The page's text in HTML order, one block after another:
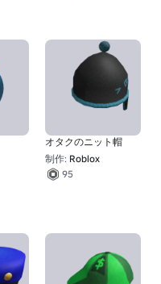
オタクのニット帽
制作: Roblox
95